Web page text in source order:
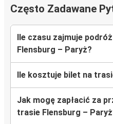
Często Zadawane
Ile czasu zajmuje
Flensburg – Paryż?
Ile kosztuje bilet na
Jak mogę zapłacić za
trasie Flensburg –